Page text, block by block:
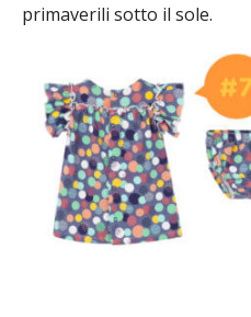
primaverili sotto il sole.